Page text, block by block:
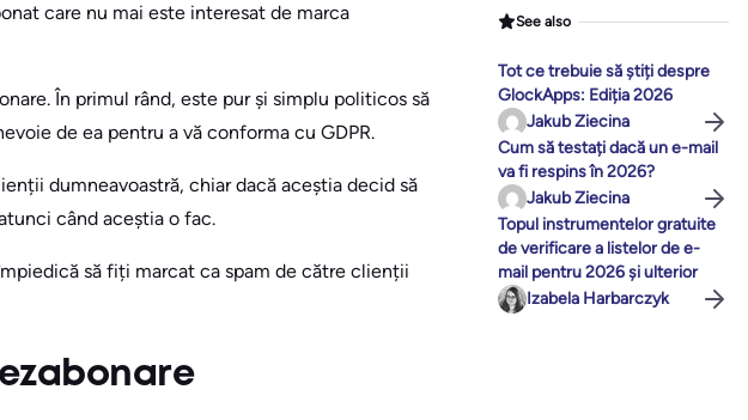
care nu mai este interesat de marca
În primul rând, este pur și simplu politicos să
de ea pentru a vă conforma cu GDPR.
dumneavoastră, chiar dacă aceștia decid să
când aceștia o fac.
să fiți marcat ca spam de către clienții
See also
Tot ce trebuie să știți despre
GlockApps: Ediția 2026
Jakub Ziecina
Cum să testați dacă un e-mail
va fi respins în 2026?
Jakub Ziecina
Topul instrumentelor gratuite
de verificare a listelor de e-
mail pentru 2026 și ulterior
Izabela Harbarczyk